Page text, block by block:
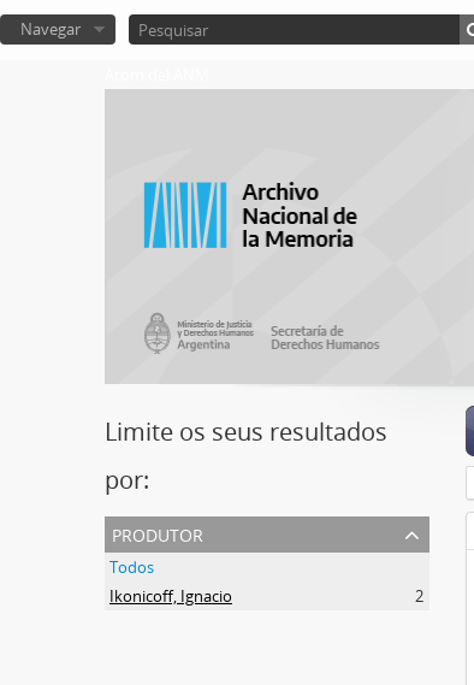
Navegar
Limite os seus resultados
por:
produtor
Todos
Ikonicoff, Ignacio
2